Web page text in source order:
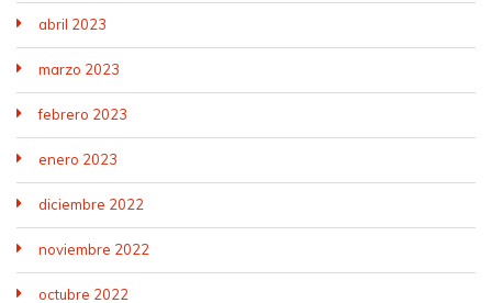
abril 2023
marzo 2023
febrero 2023
enero 2023
diciembre 2022
noviembre 2022
octubre 2022